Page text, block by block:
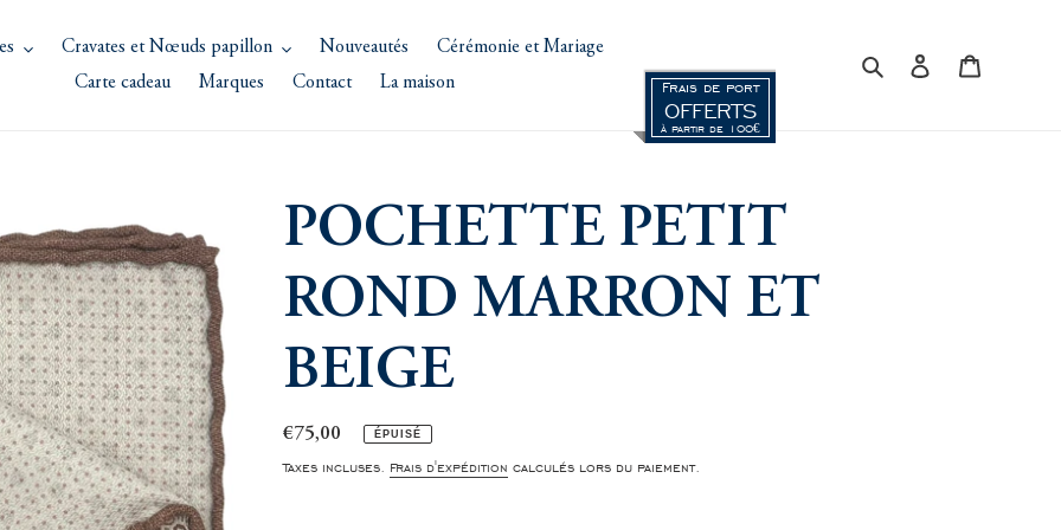
Cravates et Nœuds papillon Nouveautés
Cérémonie et Mariage
Carte cadeau
Marques Contact La maison Frais de port
OFFERTS
à partir de 100€
RechercherSe connecter
POCHETTE PETIT
ROND MARRON ET
BEIGE
Prix
normal
€75,00 ÉPUISÉ
Taxes incluses. Frais d'expédition calculés lors du paiement.